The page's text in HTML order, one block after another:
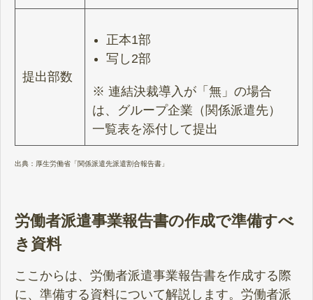
提出部数
正本1部
写し2部
※ 連結決裁導入が「無」の場合
は、グループ企業（関係派遣先）
一覧表を添付して提出
出典： 厚生労働省「関係派遣先派遣割合報告書」
労働者派遣事業報告書の作成で準備すべ
き資料
ここからは、労働者派遣事業報告書を作成する際
に、準備する資料について解説します。労働者派